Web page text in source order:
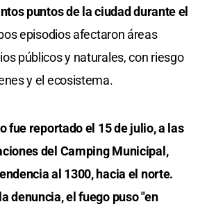
puntos de la ciudad durante el
episodios afectaron áreas
públicos y naturales, con riesgo
y el ecosistema.
fue reportado el 15 de julio, a las
del Camping Municipal,
al 1300, hacia el norte.
denuncia, el fuego puso "en